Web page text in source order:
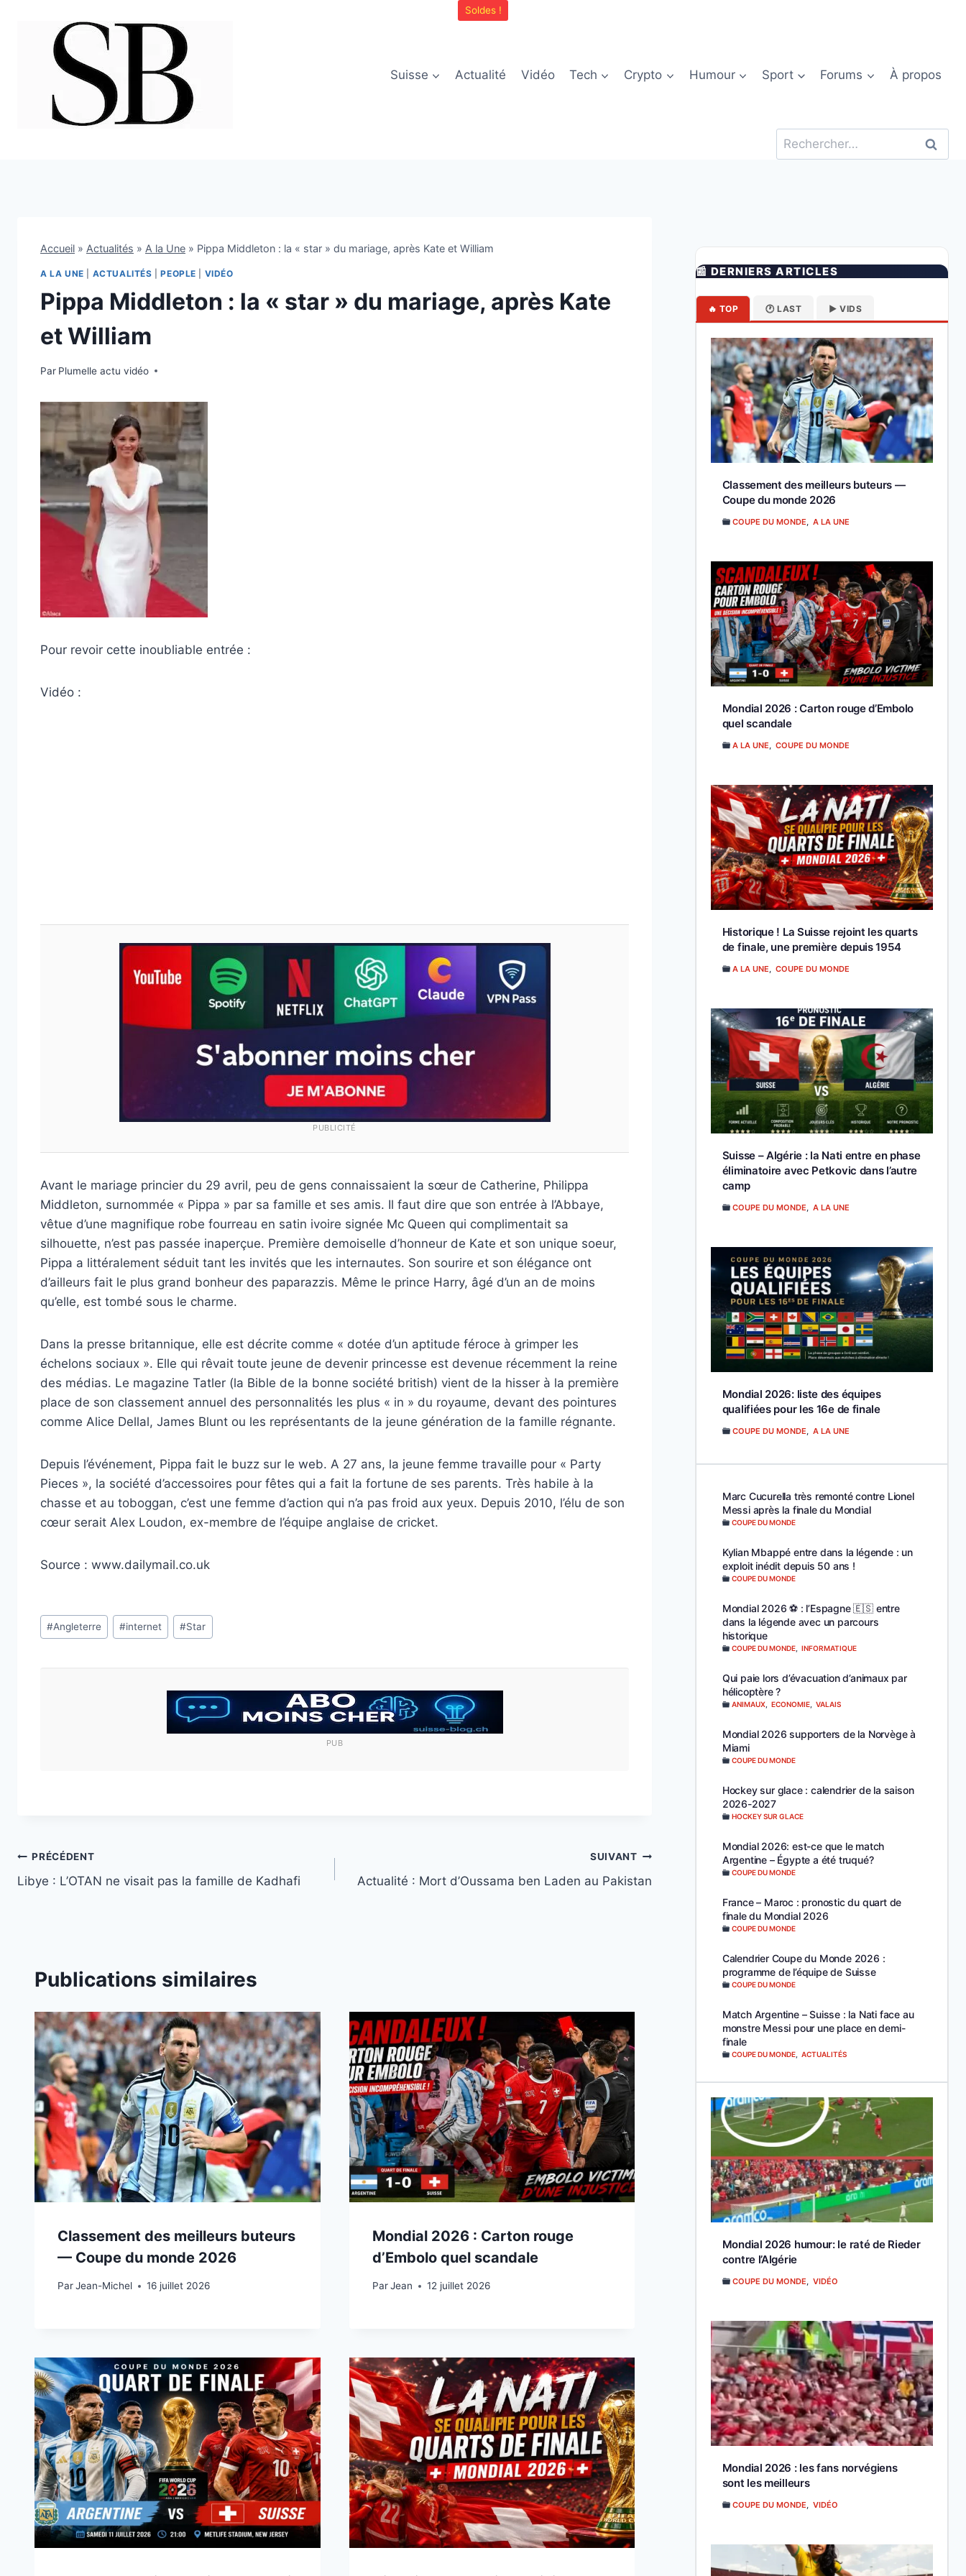
Soldes !
Suisse Actualité Vidéo Tech Crypto Humour Sport Forums À propos
Rechercher :
Accueil » Actualités » A la Une » Pippa Middleton : la « star » du mariage, après Kate et William
A LA UNE ACTUALITÉS |PEOPLE VIDÉO
Pippa Middleton : la « star » du mariage, après Kate
et William
Par Plumelle actu vidéo
1 mai 2011
Pour revoir cette inoubliable entrée :
Vidéo :
PUBLICITÉ
Avant le mariage princier du 29 avril, peu de gens connaissaient la sœur de Catherine, Philippa
Middleton, surnommée « Pippa » par sa famille et ses amis. Il faut dire que son entrée à l’Abbaye,
vêtue d’une magnifique robe fourreau en satin ivoire signée Mc Queen qui complimentait sa
silhouette, n’est pas passée inaperçue. Première demoiselle d’honneur de Kate et son unique soeur,
Pippa a littéralement séduit tant les invités que les internautes. Son sourire et son élégance ont
d’ailleurs fait le plus grand bonheur des paparazzis. Même le prince Harry, âgé d’un an de moins
qu’elle, est tombé sous le charme.
Dans la presse britannique, elle est décrite comme « dotée d’un aptitude féroce à grimper les
échelons sociaux ». Elle qui rêvait toute jeune de devenir princesse est devenue récemment la reine
des médias. Le magazine Tatler (la Bible de la bonne société british) vient de la hisser à la première
place de son classement annuel des personnalités les plus « in » du royaume, devant des pointures
comme Alice Dellal, James Blunt ou les représentants de la jeune génération de la famille régnante.
Depuis l’événement, Pippa fait le buzz sur le web. A 27 ans, la jeune femme travaille pour « Party
Pieces », la société d’accessoires pour fêtes qui a fait la fortune de ses parents. Très habile à la
chasse et au toboggan, c’est une femme d’action qui n’a pas froid aux yeux. Depuis 2010, l’élu de son
cœur serait Alex Loudon, ex-membre de l’équipe anglaise de cricket.
Source : www.dailymail.co.uk
Étiquettes
de
#Angleterre #internet #Star
PUB
Navigation
de
PRÉCÉDENT
Libye : L’OTAN ne visait pas la famille de Kadhafi
SUIVANT
Actualité : Mort d’Oussama ben Laden au Pakistan
Publications similaires
Classement des meilleurs buteurs
— Coupe du monde 2026
ParJean-Michel
15 juillet 2026 16 juillet 2026
Mondial 2026 : Carton rouge
d’Embolo quel scandale
Par Jean
12 juillet 202612 juillet 2026
📰 DERNIERS ARTICLES
🔥 TOP 🕐 LAST ▶️ VIDS
Classement des meilleurs buteurs —
Coupe du monde 2026
COUPE DU MONDE A LA UNE
Mondial 2026 : Carton rouge d’Embolo
quel scandale
A LA UNE COUPE DU MONDE
Historique ! La Suisse rejoint les quarts
de finale, une première depuis 1954
A LA UNE COUPE DU MONDE
Suisse – Algérie : la Nati entre en phase
éliminatoire avec Petkovic dans l’autre
camp
COUPE DU MONDE A LA UNE
Mondial 2026: liste des équipes
qualifiées pour les 16e de finale
COUPE DU MONDE A LA UNE
Marc Cucurella très remonté contre Lionel
Messi après la finale du Mondial
COUPE DU MONDE
Kylian Mbappé entre dans la légende : un
exploit inédit depuis 50 ans !
COUPE DU MONDE
Mondial 2026 ⚽️ : l’Espagne 🇪🇸 entre
dans la légende avec un parcours
historique
COUPE DU MONDE, INFORMATIQUE
Qui paie lors d’évacuation d’animaux par
hélicoptère ?
ANIMAUX, ECONOMIE, VALAIS
Mondial 2026 supporters de la Norvège à
Miami
COUPE DU MONDE
Hockey sur glace : calendrier de la saison
2026-2027
HOCKEY SUR GLACE
Mondial 2026: est-ce que le match
Argentine – Égypte a été truqué?
COUPE DU MONDE
France – Maroc : pronostic du quart de
finale du Mondial 2026
COUPE DU MONDE
Calendrier Coupe du Monde 2026 :
programme de l’équipe de Suisse
COUPE DU MONDE
Match Argentine – Suisse : la Nati face au
monstre Messi pour une place en demi-
finale
COUPE DU MONDE, ACTUALITÉS
Mondial 2026 humour: le raté de Rieder
contre l’Algérie
COUPE DU MONDE VIDÉO
Mondial 2026 : les fans norvégiens
sont les meilleurs
COUPE DU MONDE VIDÉO